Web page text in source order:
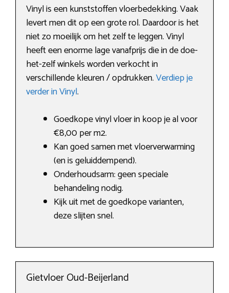
Vinyl is een kunststoffen vloerbedekking. Vaak
levert men dit op een grote rol. Daardoor is het
niet zo moeilijk om het zelf te leggen. Vinyl
heeft een enorme lage vanafprijs die in de doe-
het-zelf winkels worden verkocht in
verschillende kleuren / opdrukken.Verdiep je
verder in Vinyl.
Goedkope vinyl vloer in koop je al voor
€8,00 per m2.
Kan goed samen met vloerverwarming
(en is geluiddempend).
Onderhoudsarm: geen speciale
behandeling nodig.
Kijk uit met de goedkope varianten,
deze slijten snel.
Gietvloer Oud-Beijerland